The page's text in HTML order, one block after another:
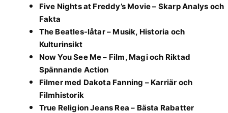
Five Nights at Freddy’s Movie – Skarp Analys och
Fakta
The Beatles-låtar – Musik, Historia och
Kulturinsikt
Now You See Me – Film, Magi och Riktad
Spännande Action
Filmer med Dakota Fanning – Karriär och
Filmhistorik
True Religion Jeans Rea – Bästa Rabatter